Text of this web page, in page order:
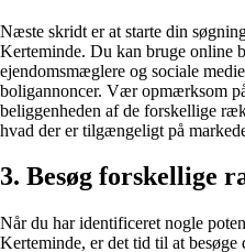
Næste skridt er at starte din
Kerteminde. Du kan bruge online
ejendomsmæglere og sociale
boligannoncer. Vær opmærksom
beliggenheden af de forskellige
hvad der er tilgængeligt på
3. Besøg forskellige
Når du har identificeret nogle
Kerteminde, er det tid til at